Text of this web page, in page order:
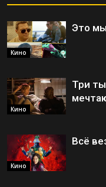
Кино
Это
Кино
Три
Кино
Всё